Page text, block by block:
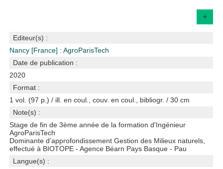
+
Editeur(s) :
Nancy [France] : AgroParisTech
Date de publication :
2020
Format :
1 vol. (97 p.) / ill. en coul., couv. en coul., bibliogr. / 30 cm
Note(s) :
Stage de fin de 3ème année de la formation d'Ingénieur
AgroParisTech
Dominante d’approfondissement Gestion des Milieux naturels,
effectué à BIOTOPE - Agence Béarn Pays Basque - Pau
Langue(s) :